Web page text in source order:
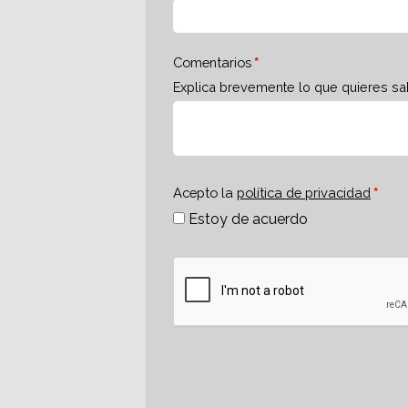
Comentarios
Explica brevemente lo que quieres
Acepto la política de privacidad
Estoy de acuerdo